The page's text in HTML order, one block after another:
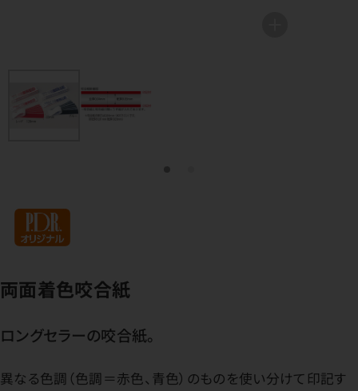
両面着色咬合紙
ロングセラーの咬合紙。
異なる色調（色調＝赤色、青色）のものを使い分けて印記す